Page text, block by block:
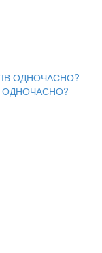
ОДНОЧАСНО?